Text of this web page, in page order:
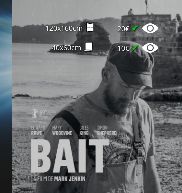
120x160cm 20€ ✔
40x60cm 10€✔